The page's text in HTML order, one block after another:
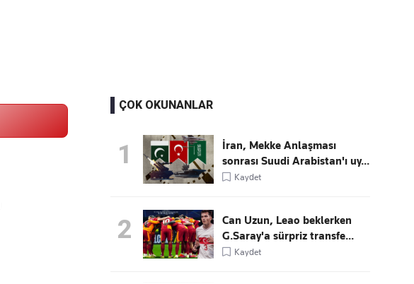
ÇOK OKUNANLAR
1
İran, Mekke Anlaşması
sonrası Suudi Arabistan'ı uy...
Kaydet
2
Can Uzun, Leao beklerken
G.Saray'a sürpriz transfe...
Kaydet